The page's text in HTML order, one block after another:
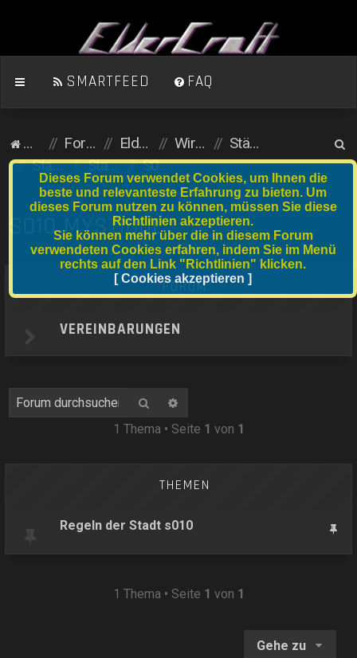
SMARTFEED FAQ
Homepage
Foren-Übersicht ElderCraft (Minecraft) Wirtschaftsserver
Städte und Anfängergrundstücke
Stadtserver
Stadtnummer S001 bis S020 S010 Mystique
u
S010 MYSTIQUE
FORUM
VEREINBARUNGEN
Suche
1 Thema • Seite 1 von 1
THEMEN
Regeln der Stadt s010
1 Thema • Seite 1 von 1
Gehe zu
Dieses Forum verwendet Cookies, um Ihnen die
beste und relevanteste Erfahrung zu bieten. Um
dieses Forum nutzen zu können, müssen Sie diese
Richtlinien akzeptieren.
Sie können mehr über die in diesem Forum
verwendeten Cookies erfahren, indem Sie im Menü
rechts auf den Link "Richtlinien" klicken.
[ Cookies akzeptieren ]